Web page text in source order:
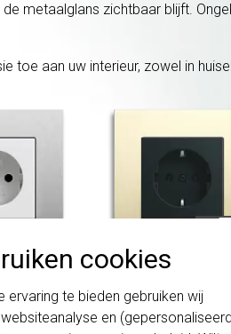
cookies
ervaring te bieden gebruiken wij
en
metaalglans zichtbaar blijft.
toe aan uw interieur, zowel in